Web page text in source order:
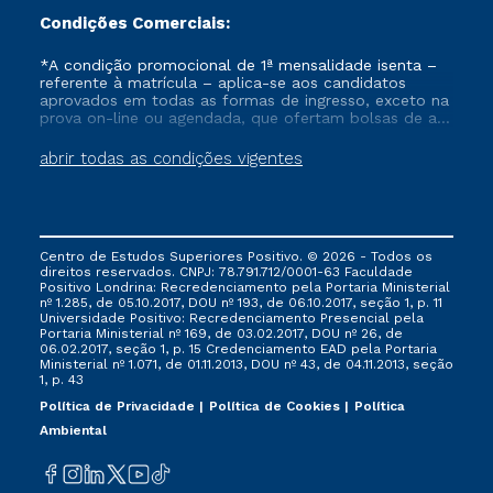
Condições Comerciais:
abrir todas as condições vigentes
*A condição promocional de 1ª mensalidade isenta –
referente à matrícula – aplica-se aos candidatos
aprovados em todas as formas de ingresso, exceto na
prova on-line ou agendada, que ofertam bolsas de até
vigente, que ainda não tenham efetivado e/ou não
tenham cancelado ou trancado sua matrícula em uma
via FIES, Prouni e outros programas governamentais, e
não se acumula com nenhuma outra campanha
ofertada pela Instituição.
Centro de Estudos Superiores Positivo. © 2026 - Todos os
direitos reservados. CNPJ: 78.791.712/0001-63 Faculdade
Positivo Londrina: Recredenciamento pela Portaria Ministerial
nº 1.285, de 05.10.2017, DOU nº 193, de 06.10.2017, seção 1, p. 11
Universidade Positivo: Recredenciamento Presencial ​pela
Portaria Ministerial nº 169, de 03.02.2017, DOU nº 26, de
06.02.2017, seção 1, p. 15 Credenciamento EAD pela Portaria
Ministerial nº 1.071, de 01.11.2013, DOU nº 43, de 04.11.2013, seção
1, p. 43
Política de Privacidade
Política de Cookies
Política
Ambiental